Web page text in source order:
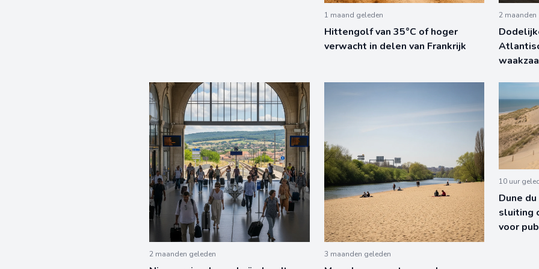
1 maand geleden
Hittengolf van 35°C of hoger
verwacht in delen van Frankrijk
2 maanden
2 maanden geleden 3 maanden geleden
10 uur
Dune
sluiting
voor